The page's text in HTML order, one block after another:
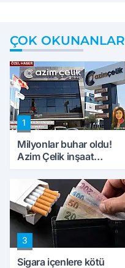
ÇOK OKUNANLAR
1
Milyonlar buhar oldu!
Azim Çelik inşaat
konuştu
3
Sigara içenlere kötü